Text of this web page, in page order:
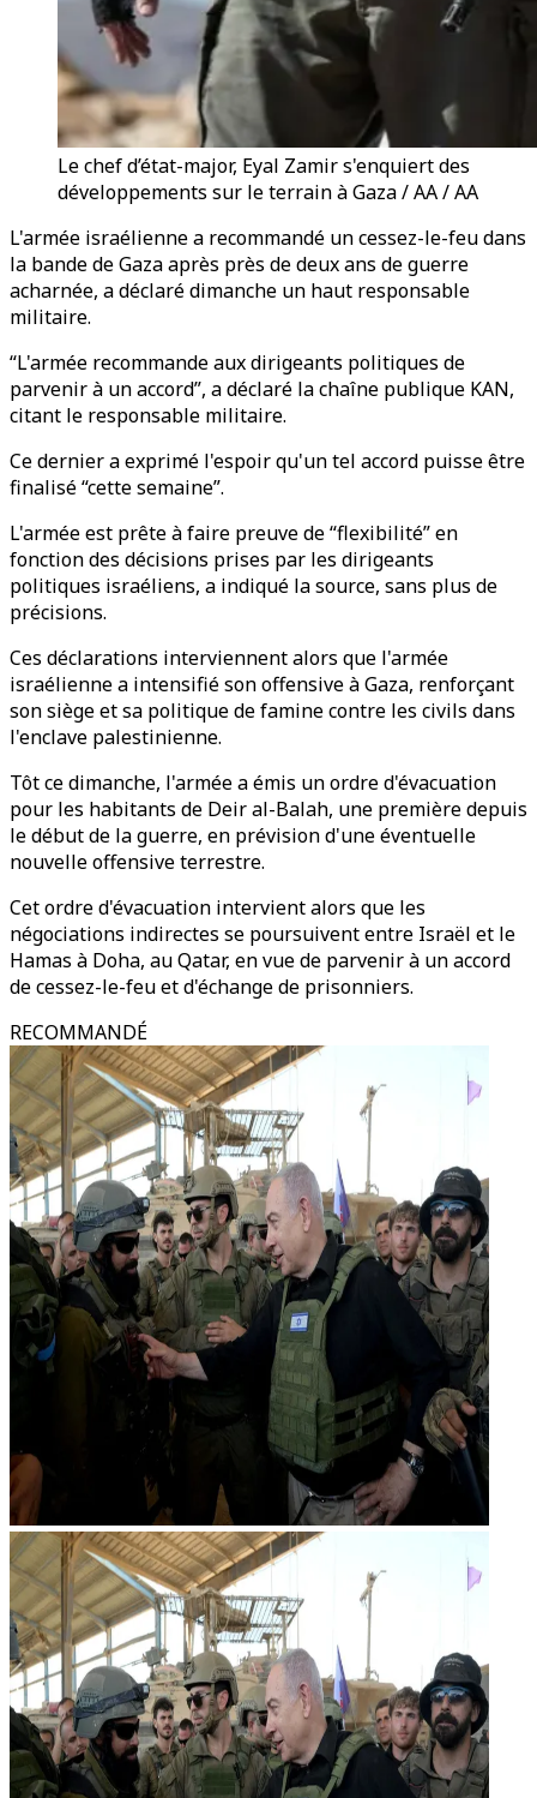
Le chef d’état-major, Eyal Zamir s'enquiert des
développements sur le terrain à Gaza / AA / AA
L'armée israélienne a recommandé un cessez-le-feu dans
la bande de Gaza après près de deux ans de guerre
acharnée, a déclaré dimanche un haut responsable
militaire.
“L'armée recommande aux dirigeants politiques de
parvenir à un accord”, a déclaré la chaîne publique KAN,
citant le responsable militaire.
Ce dernier a exprimé l'espoir qu'un tel accord puisse être
finalisé “cette semaine”.
L'armée est prête à faire preuve de “flexibilité” en
fonction des décisions prises par les dirigeants
politiques israéliens, a indiqué la source, sans plus de
précisions.
Ces déclarations interviennent alors que l'armée
israélienne a intensifié son offensive à Gaza, renforçant
son siège et sa politique de famine contre les civils dans
l'enclave palestinienne.
Tôt ce dimanche, l'armée a émis un ordre d'évacuation
pour les habitants de Deir al-Balah, une première depuis
le début de la guerre, en prévision d'une éventuelle
nouvelle offensive terrestre.
Cet ordre d'évacuation intervient alors que les
négociations indirectes se poursuivent entre Israël et le
Hamas à Doha, au Qatar, en vue de parvenir à un accord
de cessez-le-feu et d'échange de prisonniers.
RECOMMANDÉ